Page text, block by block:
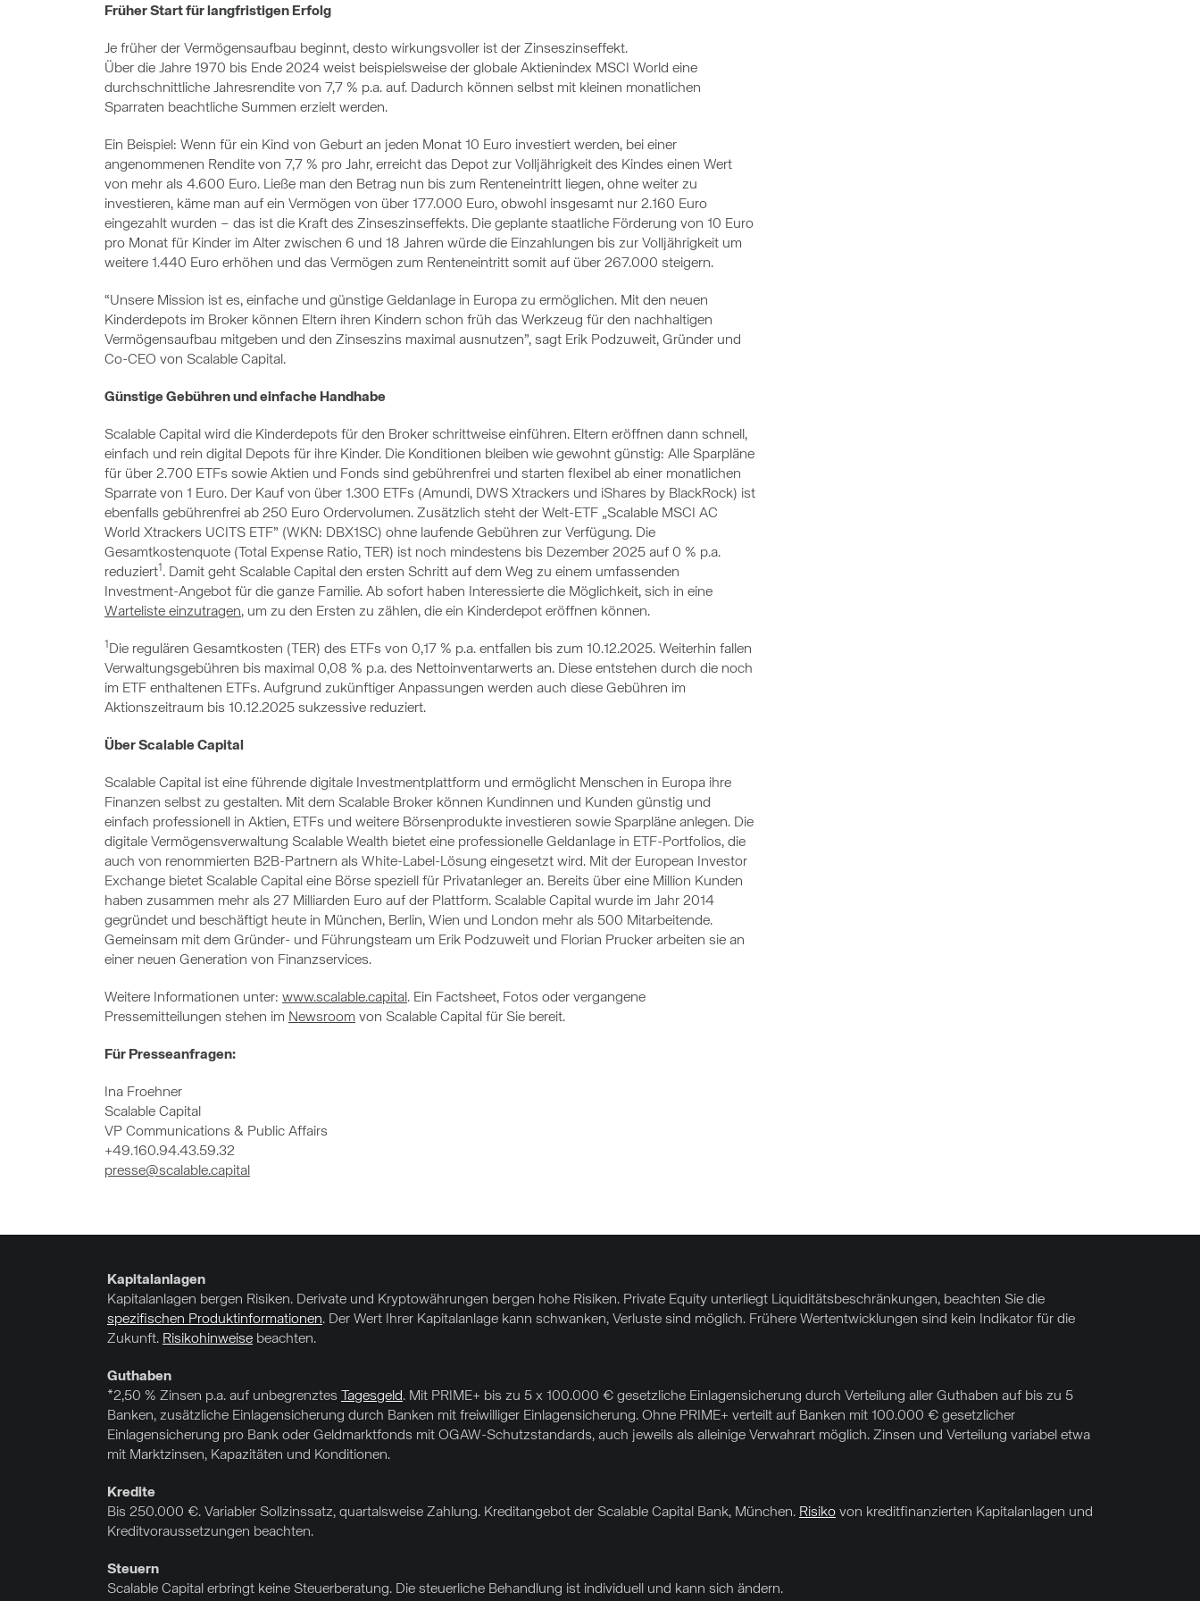
Früher Start für langfristigen Erfolg
Je früher der Vermögensaufbau beginnt, desto wirkungsvoller ist der Zinseszinseffekt.
Über die Jahre 1970 bis Ende 2024 weist beispielsweise der globale Aktienindex MSCI World eine
durchschnittliche Jahresrendite von 7,7 % p.a. auf. Dadurch können selbst mit kleinen monatlichen
Sparraten beachtliche Summen erzielt werden.
Ein Beispiel: Wenn für ein Kind von Geburt an jeden Monat 10 Euro investiert werden, bei einer
angenommenen Rendite von 7,7 % pro Jahr, erreicht das Depot zur Volljährigkeit des Kindes einen Wert
von mehr als 4.600 Euro. Ließe man den Betrag nun bis zum Renteneintritt liegen, ohne weiter zu
investieren, käme man auf ein Vermögen von über 177.000 Euro, obwohl insgesamt nur 2.160 Euro
eingezahlt wurden – das ist die Kraft des Zinseszinseffekts. Die geplante staatliche Förderung von 10 Euro
pro Monat für Kinder im Alter zwischen 6 und 18 Jahren würde die Einzahlungen bis zur Volljährigkeit um
weitere 1.440 Euro erhöhen und das Vermögen zum Renteneintritt somit auf über 267.000 steigern.
“Unsere Mission ist es, einfache und günstige Geldanlage in Europa zu ermöglichen. Mit den neuen
Kinderdepots im Broker können Eltern ihren Kindern schon früh das Werkzeug für den nachhaltigen
Vermögensaufbau mitgeben und den Zinseszins maximal ausnutzen”, sagt Erik Podzuweit, Gründer und
Co-CEO von Scalable Capital.
Günstige Gebühren und einfache Handhabe
Scalable Capital wird die Kinderdepots für den Broker schrittweise einführen. Eltern eröffnen dann schnell,
einfach und rein digital Depots für ihre Kinder. Die Konditionen bleiben wie gewohnt günstig: Alle Sparpläne
für über 2.700 ETFs sowie Aktien und Fonds sind gebührenfrei und starten flexibel ab einer monatlichen
Sparrate von 1 Euro. Der Kauf von über 1.300 ETFs (Amundi, DWS Xtrackers und iShares by BlackRock) ist
ebenfalls gebührenfrei ab 250 Euro Ordervolumen. Zusätzlich steht der Welt-ETF „Scalable MSCI AC
World Xtrackers UCITS ETF” (WKN: DBX1SC) ohne laufende Gebühren zur Verfügung. Die
Gesamtkostenquote (Total Expense Ratio, TER) ist noch mindestens bis Dezember 2025 auf 0 % p.a.
reduziert1 . Damit geht Scalable Capital den ersten Schritt auf dem Weg zu einem umfassenden
Investment-Angebot für die ganze Familie. Ab sofort haben Interessierte die Möglichkeit, sich in eine
Warteliste einzutragen, um zu den Ersten zu zählen, die ein Kinderdepot eröffnen können.
1 Die regulären Gesamtkosten (TER) des ETFs von 0,17 % p.a. entfallen bis zum 10.12.2025. Weiterhin fallen
Verwaltungsgebühren bis maximal 0,08 % p.a. des Nettoinventarwerts an. Diese entstehen durch die noch
im ETF enthaltenen ETFs. Aufgrund zukünftiger Anpassungen werden auch diese Gebühren im
Aktionszeitraum bis 10.12.2025 sukzessive reduziert.
Über Scalable Capital
Scalable Capital ist eine führende digitale Investmentplattform und ermöglicht Menschen in Europa ihre
Finanzen selbst zu gestalten. Mit dem Scalable Broker können Kundinnen und Kunden günstig und
einfach professionell in Aktien, ETFs und weitere Börsenprodukte investieren sowie Sparpläne anlegen. Die
digitale Vermögensverwaltung Scalable Wealth bietet eine professionelle Geldanlage in ETF-Portfolios, die
auch von renommierten B2B-Partnern als White-Label-Lösung eingesetzt wird. Mit der European Investor
Exchange bietet Scalable Capital eine Börse speziell für Privatanleger an. Bereits über eine Million Kunden
haben zusammen mehr als 27 Milliarden Euro auf der Plattform. Scalable Capital wurde im Jahr 2014
gegründet und beschäftigt heute in München, Berlin, Wien und London mehr als 500 Mitarbeitende.
Gemeinsam mit dem Gründer- und Führungsteam um Erik Podzuweit und Florian Prucker arbeiten sie an
einer neuen Generation von Finanzservices.
Weitere Informationen unter: www.scalable.capital . Ein Factsheet, Fotos oder vergangene
Pressemitteilungen stehen im Newsroom von Scalable Capital für Sie bereit.
Für Presseanfragen:
Ina Froehner
Scalable Capital
VP Communications & Public Affairs
+49.160.94.43.59.32
presse@scalable.capital
Kapitalanlagen
Kapitalanlagen bergen Risiken. Derivate und Kryptowährungen bergen hohe Risiken. Private Equity unterliegt Liquiditätsbeschränkungen, beachten Sie die
spezifischen Produktinformationen. Der Wert Ihrer Kapitalanlage kann schwanken, Verluste sind möglich. Frühere Wertentwicklungen sind kein Indikator für die
Zukunft. Risikohinweise beachten.
Guthaben
*2,50 % Zinsen p.a. auf unbegrenztes
Tagesgeld. Mit PRIME+ bis zu 5 x 100.000 € gesetzliche Einlagensicherung durch Verteilung aller Guthaben auf bis zu 5
Banken, zusätzliche Einlagensicherung durch Banken mit freiwilliger Einlagensicherung. Ohne PRIME+ verteilt auf Banken mit 100.000 € gesetzlicher
Einlagensicherung pro Bank oder Geldmarktfonds mit OGAW-Schutzstandards, auch jeweils als alleinige Verwahrart möglich. Zinsen und Verteilung variabel etwa
mit Marktzinsen, Kapazitäten und Konditionen.
Kredite
Bis 250.000 €. Variabler Sollzinssatz, quartalsweise Zahlung. Kreditangebot der Scalable Capital Bank, München. Risiko von kreditfinanzierten Kapitalanlagen und
Kreditvoraussetzungen beachten.
Steuern
Scalable Capital erbringt keine Steuerberatung. Die steuerliche Behandlung ist individuell und kann sich ändern.